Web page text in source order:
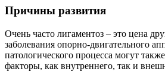
Причины развития
Очень часто лигаментоз – это цена
заболевания опорно-двигательного
патологического процесса могут
факторы, как внутреннего, так и